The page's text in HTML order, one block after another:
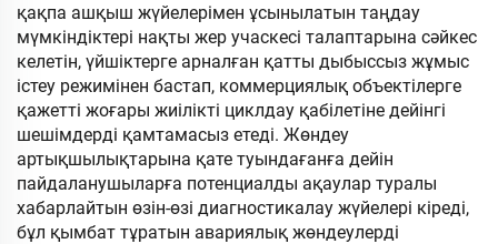
қақпа ашқыш жүйелерімен ұсынылатын таңдау
мүмкіндіктері нақты жер учаскесі талаптарына сәйкес
келетін, үйшіктерге арналған қатты дыбыссыз жұмыс
істеу режимінен бастап, коммерциялық объектілерге
қажетті жоғары жиілікті циклдау қабілетіне дейінгі
шешімдерді қамтамасыз етеді. Жөндеу
артықшылықтарына қате туындағанға дейін
пайдаланушыларға потенциалды ақаулар туралы
хабарлайтын өзін-өзі диагностикалау жүйелері кіреді,
бұл қымбат тұратын авариялық жөндеулерді